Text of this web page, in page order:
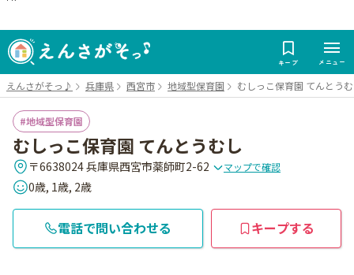
キープ メニュー
えんさがそっ♪ 兵庫県 西宮市 地域型保育園 むしっこ保育園 てんとう
地域型保育園
むしっこ保育園 てんとうむし
〒6638024 兵庫県西宮市薬師町2-62 マップで確認
0歳, 1歳, 2歳
電話で問い合わせる キープする